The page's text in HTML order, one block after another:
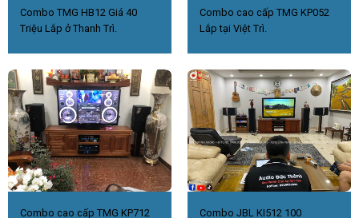
Combo TMG HB12 Giá 40
Triệu Lắp ở Thanh Trì.
Combo cao cấp TMG KP052
Lắp tại Việt Trì.
Combo cao cấp TMG KP712
Combo JBL KI512 100